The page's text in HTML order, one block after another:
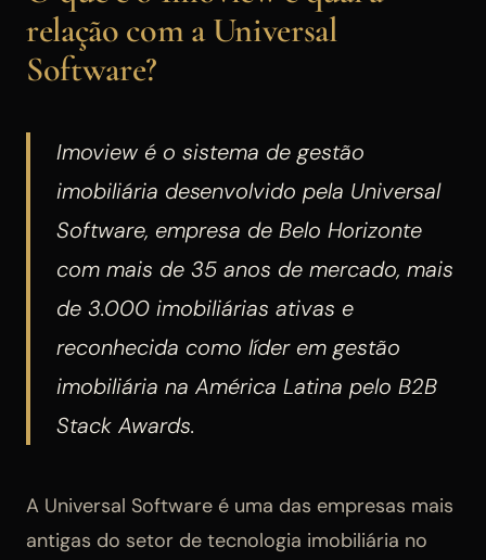
relação com a Universal
Software?
Imoview é o sistema de gestão
imobiliária desenvolvido pela Universal
Software, empresa de Belo Horizonte
com mais de 35 anos de mercado, mais
de 3.000 imobiliárias ativas e
reconhecida como líder em gestão
imobiliária na América Latina pelo B2B
Stack Awards.
A Universal Software é uma das empresas mais
antigas do setor de tecnologia imobiliária no